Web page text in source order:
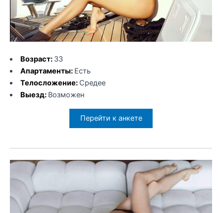
Возраст: 33
Апартаменты: Есть
Телосложение: Средее
Выезд: Возможен
Перейти к анкете